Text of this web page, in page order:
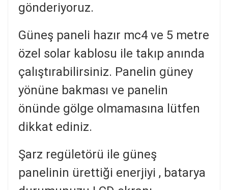
gönderiyoruz.
Güneş paneli hazır mc4 ve 5 metre
özel solar kablosu ile takıp anında
çalıştırabilirsiniz. Panelin güney
yönüne bakması ve panelin
önünde gölge olmamasına lütfen
dikkat ediniz.
Şarz regületörü ile güneş
panelinin ürettiği enerjiyi , batarya